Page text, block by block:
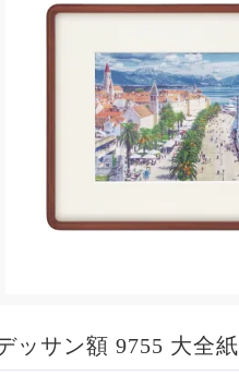
ッサン額 9755 大全紙